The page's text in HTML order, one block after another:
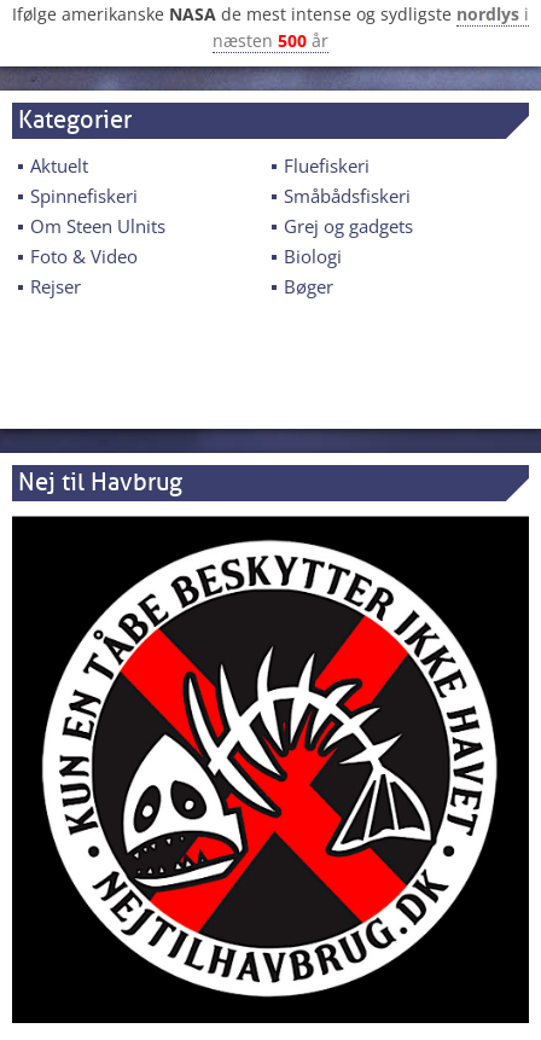
Ifølge amerikanske NASA de mest intense og sydligste nordlys i
næsten 500 år
Kategorier
Aktuelt
Fluefiskeri
Spinnefiskeri
Småbådsfiskeri
Om Steen Ulnits
Grej og gadgets
Foto & Video
Biologi
Rejser
Bøger
Nej til Havbrug